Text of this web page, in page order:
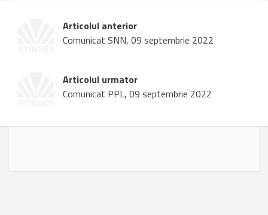
Articolul anterior
Comunicat SNN, 09 septembrie 2022
Articolul urmator
Comunicat PPL, 09 septembrie 2022